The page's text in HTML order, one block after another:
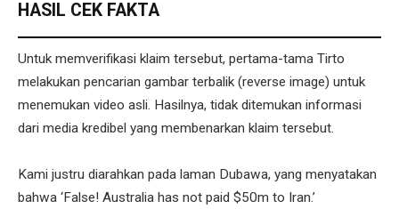
HASIL CEK FAKTA
Untuk memverifikasi klaim tersebut, pertama-tama Tirto
melakukan pencarian gambar terbalik (reverse image) untuk
menemukan video asli. Hasilnya, tidak ditemukan informasi
dari media kredibel yang membenarkan klaim tersebut.
Kami justru diarahkan pada laman Dubawa, yang menyatakan
bahwa ‘False! Australia has not paid $50m to Iran.’